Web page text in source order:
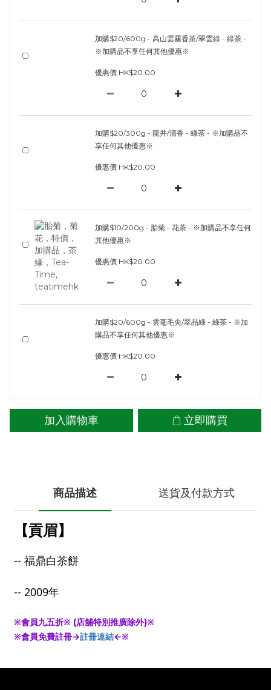
加購$20/600g - 高山雲霧香茶/翠雲綠 - 綠茶 -
※加購品不享任何其他優惠※
優惠價 HK$20.00
加購$20/300g - 龍井/清香 - 綠茶 - ※加購品不
享任何其他優惠※
優惠價 HK$20.00
加購$10/200g - 胎菊 - 花茶 - ※加購品不享任何
其他優惠※
優惠價 HK$20.00
加購$20/600g - 雲毫毛尖/翠品綠 - 綠茶 - ※加
購品不享任何其他優惠※
優惠價 HK$20.00
加入購物車 立即購買
商品描述 送貨及付款方式
【貢眉】
-- 福鼎白茶餅
-- 2009年
※會員九五折※ (店舖特別推廣除外)※
※會員免費註冊→註冊連結←※